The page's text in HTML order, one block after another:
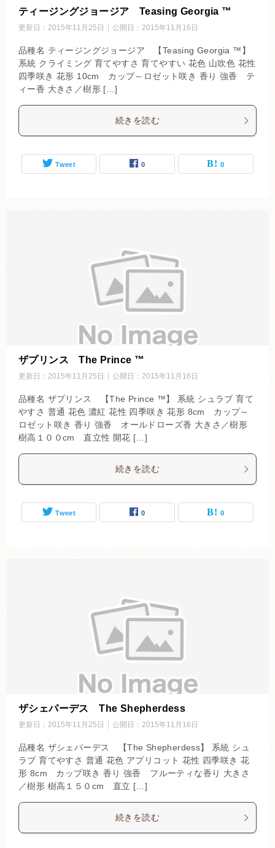
ティージングジョージア Teasing Georgia ™
更新日： 2015年11月25日 公開日： 2015年11月16日
品種名 ティージングジョージア 【Teasing Georgia ™】
系統 クライミング 育てやすさ 育てやすい 花色 山吹色 花性
四季咲き 花形 10cm カップ～ロゼット咲き 香り 強香 テ
ィー香 大きさ／樹形 […]
続きを読む
Tweet 0 0
ザプリンス The Prince ™
更新日： 2015年11月25日 公開日： 2015年11月16日
品種名 ザプリンス 【The Prince ™】 系統 シュラブ 育て
やすさ 普通 花色 濃紅 花性 四季咲き 花形 8cm カップ～
ロゼット咲き 香り 強香 オールドローズ香 大きさ／樹形
樹高１００cm 直立性 開花 […]
続きを読む
Tweet 0 0
ザシェパーデス The Shepherdess
更新日： 2015年11月25日 公開日： 2015年11月16日
品種名 ザシェパーデス 【The Shepherdess】 系統 シュ
ラブ 育てやすさ 普通 花色 アプリコット 花性 四季咲き 花
形 8cm カップ咲き 香り 強香 フルーティな香り 大きさ
／樹形 樹高１５０cm 直立 […]
続きを読む